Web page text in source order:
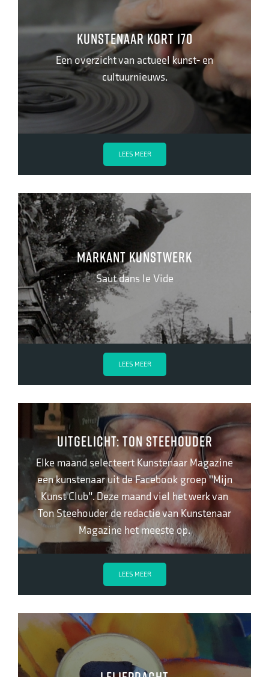
Kunstenaar kort 170
Een overzicht van actueel kunst- en
cultuurnieuws.
LEES MEER
Markant kunstwerk
Saut dans le Vide
LEES MEER
Uitgelicht: Ton Steehouder
Elke maand selecteert Kunstenaar Magazine
een kunstenaar uit de Facebook groep "Mijn
Kunst Club". Deze maand viel het werk van
Ton Steehouder de redactie van Kunstenaar
Magazine het meeste op.
LEES MEER